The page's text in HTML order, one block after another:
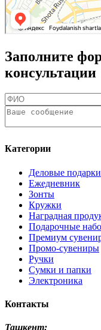
Заполните
консультации
Категории
Деловые подарки
Ежедневник
Зонты
Кружки
Наградная
Подарочные
Премиум
Промо-сувениры
Ручки
Сумки и папки
Электроника
Контакты
Ташкент: